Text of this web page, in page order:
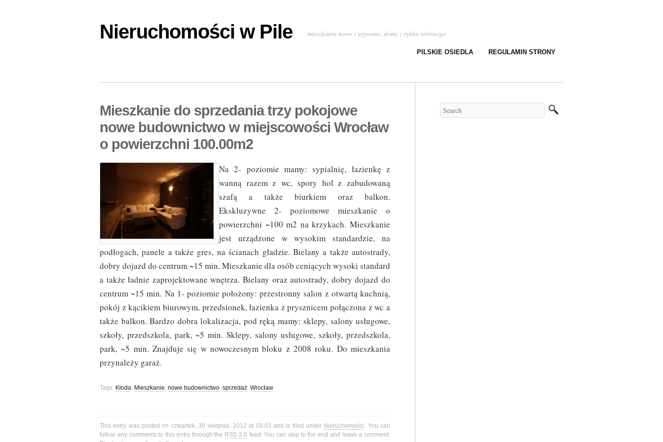
Nieruchomości w Pile mieszkania nowe i używane, domy z rynku wtórnego
PILSKIE OSIEDLA REGULAMIN STRONY
Mieszkanie do sprzedania trzy pokojowe
nowe budownictwo w miejscowości Wrocław
o powierzchni 100.00m2
Na 2- poziomie mamy: sypialnię, łazienkę z
wanną razem z wc, spory hol z zabudowaną
szafą a także biurkiem oraz balkon.
Ekskluzywne 2- poziomowe mieszkanie o
powierzchni ~100 m2 na krzykach. Mieszkanie
jest urządzone w wysokim standardzie, na
podłogach, panele a także gres, na ścianach gładzie. Bielany a także autostrady,
dobry dojazd do centrum ~15 min. Mieszkanie dla osób ceniących wysoki standard
a także ładnie zaprojektowane wnętrza. Bielany oraz autostrady, dobry dojazd do
centrum ~15 min. Na 1- poziomie położony: przestronny salon z otwartą kuchnią,
pokój z kącikiem biurowym, przedsionek, łazienka z prysznicem połączona z wc a
także balkon. Bardzo dobra lokalizacja, pod ręką mamy: sklepy, salony usługowe,
szkoły, przedszkola, park, ~5 min. Sklepy, salony usługowe, szkoły, przedszkola,
park, ~5 min. Znajduje się w nowoczesnym bloku z 2008 roku. Do mieszkania
przynależy garaż.
Tags: Kłoda, Mieszkanie, nowe budownictwo, sprzedaż, Wrocław
This entry was posted on czwartek, 30 sierpnia, 2012 at 05:03 and is filed under Nieruchomości. You can
follow any comments to this entry through the RSS 2.0 feed. You can skip to the end and leave a comment.